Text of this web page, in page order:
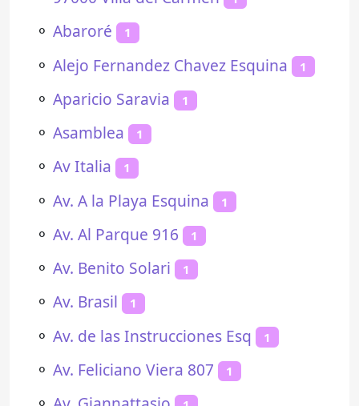
⚬ Abaroré 1
⚬ Alejo Fernandez Chavez Esquina 1
⚬ Aparicio Saravia 1
⚬ Asamblea 1
⚬ Av Italia 1
⚬ Av. A la Playa Esquina 1
⚬ Av. Al Parque 916 1
⚬ Av. Benito Solari 1
⚬ Av. Brasil 1
⚬ Av. de las Instrucciones Esq 1
⚬ Av. Feliciano Viera 807 1